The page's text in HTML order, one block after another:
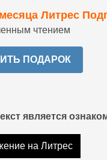
Литрес
чтением
ПОДАРОК
является
на Литрес